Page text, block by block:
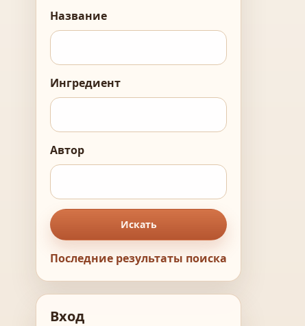
Название
Ингредиент
Автор
Искать
Последние результаты поиска
Вход